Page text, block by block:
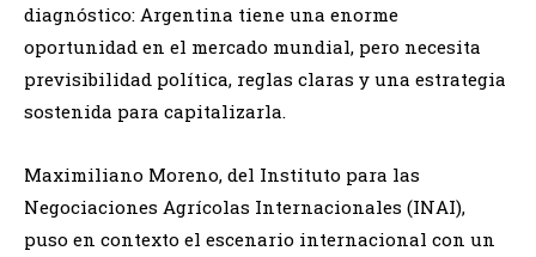
diagnóstico: Argentina tiene una enorme
oportunidad en el mercado mundial, pero necesita
previsibilidad política, reglas claras y una estrategia
sostenida para capitalizarla.
Maximiliano Moreno, del Instituto para las
Negociaciones Agrícolas Internacionales (INAI),
puso en contexto el escenario internacional con un